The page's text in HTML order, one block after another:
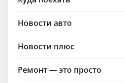
Новости авто
Новости плюс
Ремонт — это просто